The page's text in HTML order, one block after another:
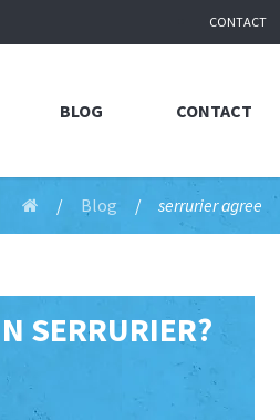
CONTACT
BLOG CONTACT
Blog serrurier agree
SERRURIER?